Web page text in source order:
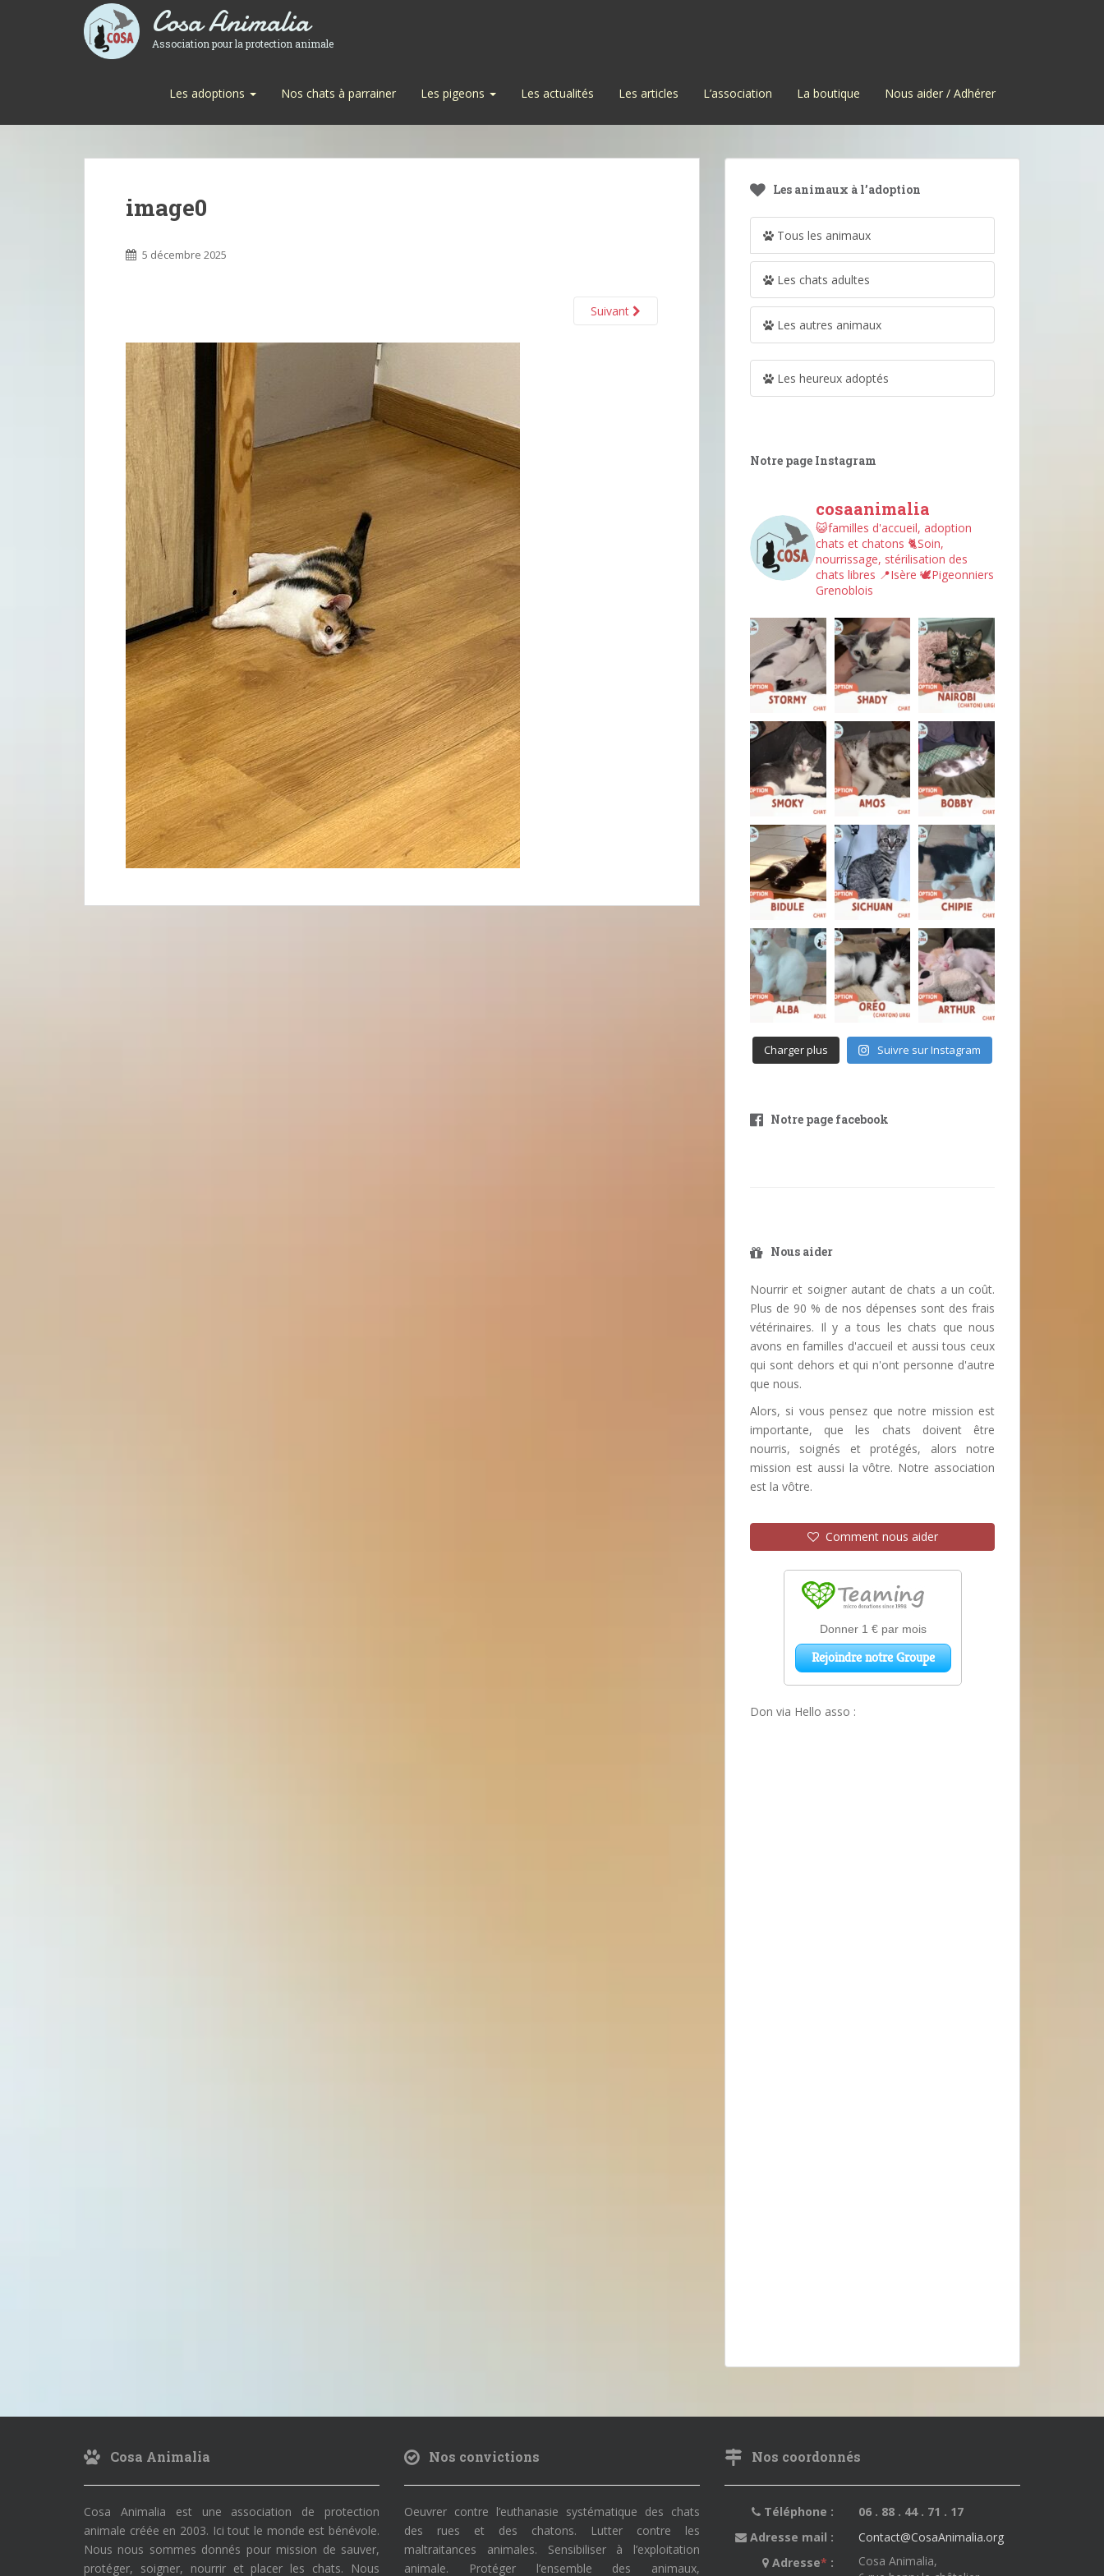
Cosa Animalia
Association pour la protection animale
Les adoptions Nos chats à parrainer Les pigeons Les actualités Les articles L’association La boutique Nous aider / Adhérer
image0
5 décembre 2025
Suivant
Les animaux à l’adoption
Tous les animaux
Les chats adultes
Les autres animaux
Les heureux adoptés
Notre page Instagram
cosaanimalia
😺familles d'accueil, adoption
chats et chatons 🐈Soin,
nourrissage, stérilisation des
chats libres 📍Isère 🕊︎Pigeonniers
Grenoblois
Charger plus Suivre sur Instagram
Notre page facebook
Nous aider
Nourrir et soigner autant de chats a un coût.
Plus de 90 % de nos dépenses sont des frais
vétérinaires. Il y a tous les chats que nous
avons en familles d'accueil et aussi tous ceux
qui sont dehors et qui n'ont personne d'autre
que nous.
Alors, si vous pensez que notre mission est
importante, que les chats doivent être
nourris, soignés et protégés, alors notre
mission est aussi la vôtre. Notre association
est la vôtre.
Comment nous aider
Don via Hello asso :
Cosa Animalia
Cosa Animalia est une association de protection
animale créée en 2003. Ici tout le monde est bénévole.
Nous nous sommes donnés pour mission de sauver,
protéger, soigner, nourrir et placer les chats. Nous
Nos convictions
Oeuvrer contre l’euthanasie systématique des chats
des rues et des chatons. Lutter contre les
maltraitances animales. Sensibiliser à l’exploitation
animale. Protéger l’ensemble des animaux,
Nos coordonnés
Téléphone :
06 . 88 . 44 . 71 . 17
Adresse mail :
Contact@CosaAnimalia.org
Adresse* :
Cosa Animalia,